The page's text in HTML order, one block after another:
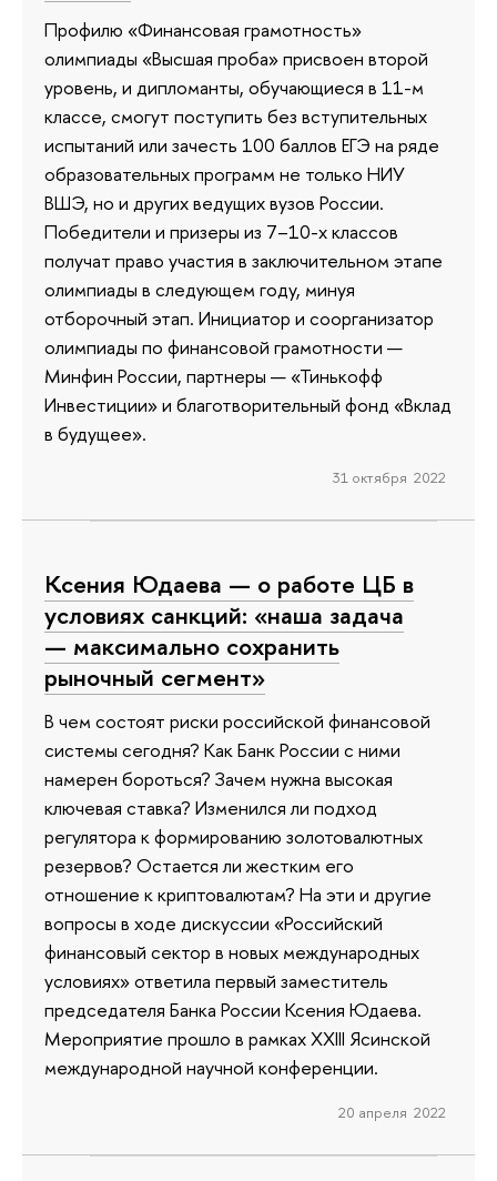
Профилю «Финансовая грамотность»
олимпиады «Высшая проба» присвоен второй
уровень, и дипломанты, обучающиеся в 11-м
классе, смогут поступить без вступительных
испытаний или зачесть 100 баллов ЕГЭ на ряде
образовательных программ не только НИУ
ВШЭ, но и других ведущих вузов России.
Победители и призеры из 7–10-х классов
получат право участия в заключительном этапе
олимпиады в следующем году, минуя
отборочный этап. Инициатор и соорганизатор
олимпиады по финансовой грамотности —
Минфин России, партнеры — «Тинькофф
Инвестиции» и благотворительный фонд «Вклад
в будущее».
31 октября 2022
Ксения Юдаева — о работе ЦБ в
условиях санкций: «наша задача
— максимально сохранить
рыночный сегмент»
В чем состоят риски российской финансовой
системы сегодня? Как Банк России с ними
намерен бороться? Зачем нужна высокая
ключевая ставка? Изменился ли подход
регулятора к формированию золотовалютных
резервов? Остается ли жестким его
отношение к криптовалютам? На эти и другие
вопросы в ходе дискуссии «Российский
финансовый сектор в новых международных
условиях» ответила первый заместитель
председателя Банка России Ксения Юдаева.
Мероприятие прошло в рамках XXIII Ясинской
международной научной конференции.
20 апреля 2022